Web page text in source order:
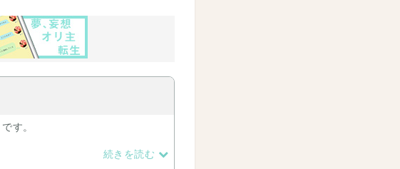
す。
イトですので、お気軽に遊びに来
続きを読む